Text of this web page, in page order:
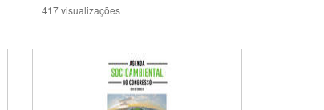
417 visualizações